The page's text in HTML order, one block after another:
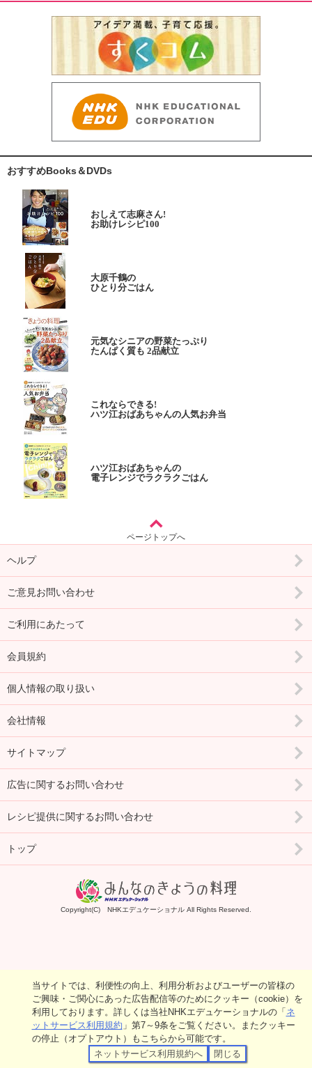
おすすめBooks＆DVDs
おしえて志麻さん!
お助けレシピ100
大原千鶴の
ひとり分ごはん
元気なシニアの野菜たっぷり
たんぱく質も 2品献立
これならできる!
ハツ江おばあちゃんの人気お弁当
ハツ江おばあちゃんの
電子レンジでラクラクごはん
ページトップへ
ヘルプ
ご意見お問い合わせ
ご利用にあたって
会員規約
個人情報の取り扱い
会社情報
サイトマップ
広告に関するお問い合わせ
レシピ提供に関するお問い合わせ
トップ
Copyright(C) NHKエデュケーショナル All Rights Reserved.
当サイトでは、利便性の向上、利用分析およびユーザーの皆様の
ご興味・ご関心にあった広告配信等のためにクッキー（cookie）を
利用しております。詳しくは当社NHKエデュケーショナルの「ネ
ットサービス利用規約 」第7～9条をご覧ください。またクッキー
の停止（オプトアウト）もこちらから可能です。
ネットサービス利用規約へ
閉じる